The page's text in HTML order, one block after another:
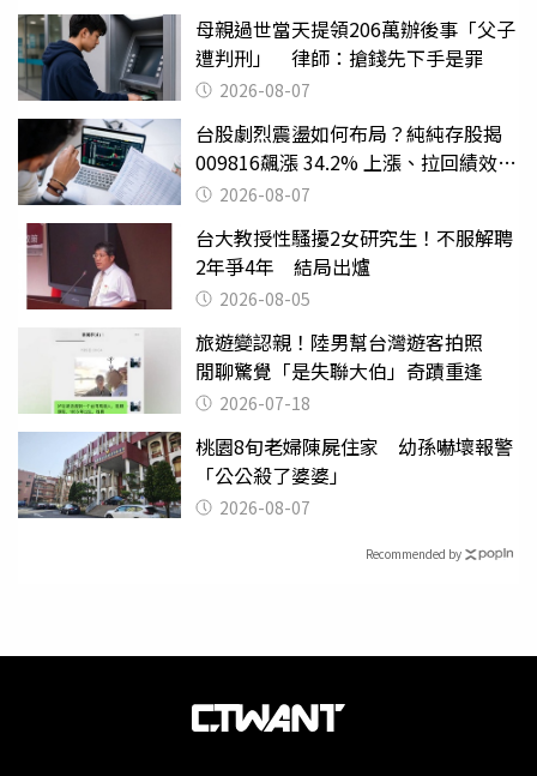
母親過世當天提領206萬辦後事「父子
遭判刑」 律師：搶錢先下手是罪
2026-08-07
台股劇烈震盪如何布局？純純存股揭
009816飆漲 34.2% 上漲、拉回績效勝
主動式ETF
2026-08-07
台大教授性騷擾2女研究生！不服解聘
2年爭4年 結局出爐
2026-08-05
旅遊變認親！陸男幫台灣遊客拍照
閒聊驚覺「是失聯大伯」奇蹟重逢
2026-07-18
桃園8旬老婦陳屍住家 幼孫嚇壞報警
「公公殺了婆婆」
2026-08-07
Recommended by